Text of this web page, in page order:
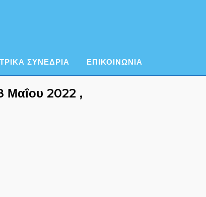
ΣΥΝΕΔΡΙΑ ΕΠΙΚΟΙΝΩΝΙΑ
Μαΐου 2022 ,